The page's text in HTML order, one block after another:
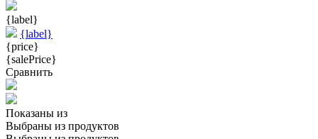
{label}
{label}
{price}
{salePrice}
Сравнить
Показаны из
Выбраны из продуктов